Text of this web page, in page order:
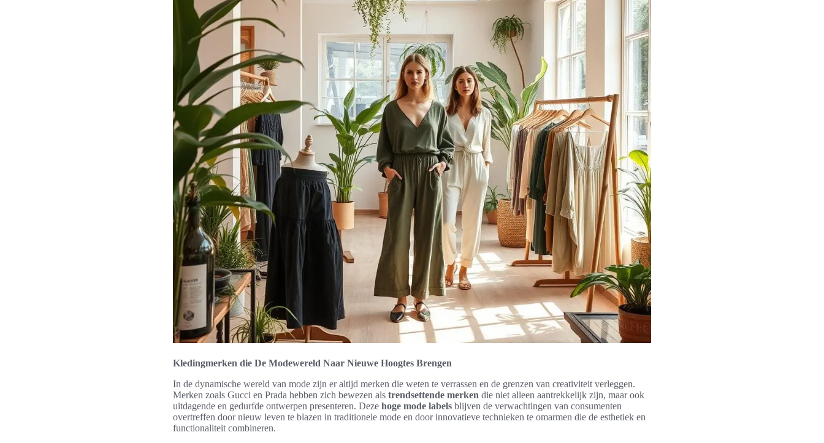
Kledingmerken die De Modewereld Naar Nieuwe Hoogtes Brengen
In de dynamische wereld van mode zijn er altijd merken die weten te verrassen en de grenzen van creativiteit verleggen.
Merken zoals Gucci en Prada hebben zich bewezen als trendsettende merken die niet alleen aantrekkelijk zijn, maar ook
uitdagende en gedurfde ontwerpen presenteren. Deze hoge mode labels blijven de verwachtingen van consumenten
overtreffen door nieuw leven te blazen in traditionele mode en door innovatieve technieken te omarmen die de esthetiek en
functionaliteit combineren.